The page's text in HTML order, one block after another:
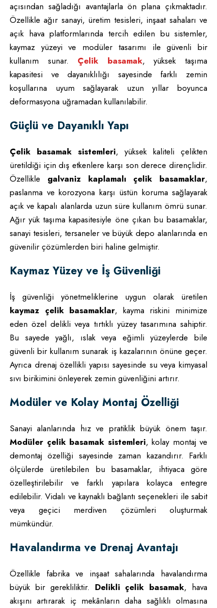
açısından sağladığı avantajlarla ön plana çıkmaktadır.
Özellikle ağır sanayi, üretim tesisleri, inşaat sahaları ve
açık hava platformlarında tercih edilen bu sistemler,
kaymaz yüzeyi ve modüler tasarımı ile güvenli bir
kullanım sunar. Çelik basamak, yüksek taşıma
kapasitesi ve dayanıklılığı sayesinde farklı zemin
koşullarına uyum sağlayarak uzun yıllar boyunca
deformasyona uğramadan kullanılabilir.
Güçlü ve Dayanıklı Yapı
Çelik basamak sistemleri, yüksek kaliteli çelikten
üretildiği için dış etkenlere karşı son derece dirençlidir.
Özellikle galvaniz kaplamalı çelik basamaklar,
paslanma ve korozyona karşı üstün koruma sağlayarak
açık ve kapalı alanlarda uzun süre kullanım ömrü sunar.
Ağır yük taşıma kapasitesiyle öne çıkan bu basamaklar,
sanayi tesisleri, tersaneler ve büyük depo alanlarında en
güvenilir çözümlerden biri haline gelmiştir.
Kaymaz Yüzey ve İş Güvenliği
İş güvenliği yönetmeliklerine uygun olarak üretilen
kaymaz çelik basamaklar, kayma riskini minimize
eden özel delikli veya tırtıklı yüzey tasarımına sahiptir.
Bu sayede yağlı, ıslak veya eğimli yüzeylerde bile
güvenli bir kullanım sunarak iş kazalarının önüne geçer.
Ayrıca drenaj özellikli yapısı sayesinde su veya kimyasal
sıvı birikimini önleyerek zemin güvenliğini artırır.
Modüler ve Kolay Montaj Özelliği
Sanayi alanlarında hız ve pratiklik büyük önem taşır.
Modüler çelik basamak sistemleri, kolay montaj ve
demontaj özelliği sayesinde zaman kazandırır. Farklı
ölçülerde üretilebilen bu basamaklar, ihtiyaca göre
özelleştirilebilir ve farklı yapılara kolayca entegre
edilebilir. Vidalı ve kaynaklı bağlantı seçenekleri ile sabit
veya geçici merdiven çözümleri oluşturmak
mümkündür.
Havalandırma ve Drenaj Avantajı
Özellikle fabrika ve inşaat sahalarında havalandırma
büyük bir gerekliliktir. Delikli çelik basamak, hava
akışını artırarak iç mekânların daha sağlıklı olmasına